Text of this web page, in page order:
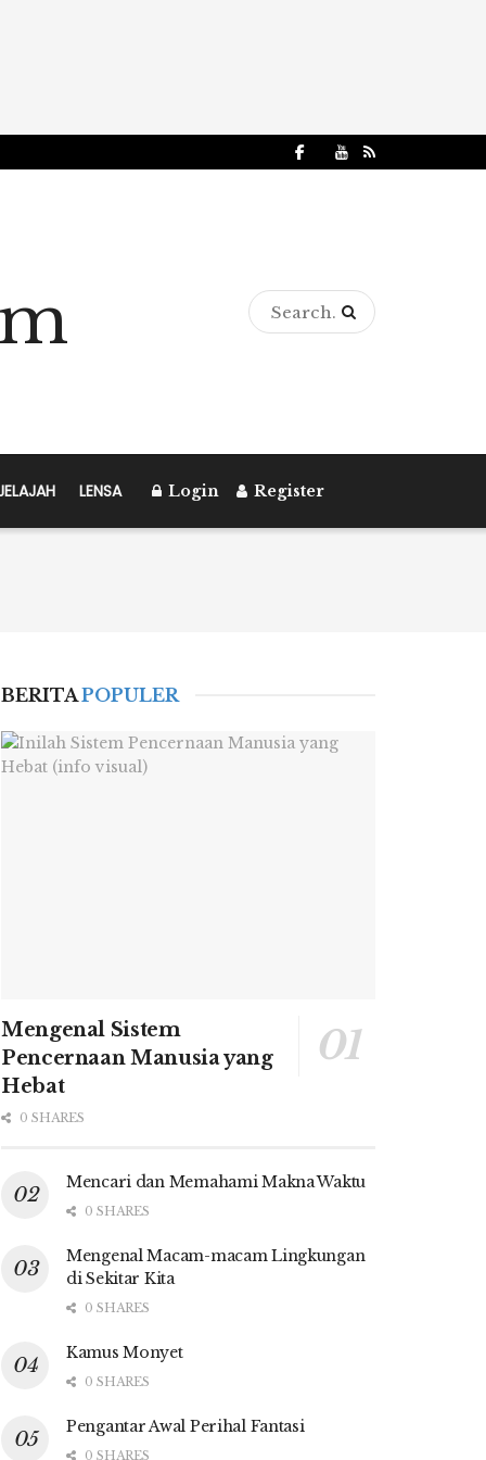
LENSA Login Register
BERITAPOPULER
Mengenal Sistem
Pencernaan Manusia yang
Hebat
0 SHARES
Mencari dan Memahami Makna Waktu
0 SHARES
Mengenal Macam-macam Lingkungan
di Sekitar Kita
0 SHARES
Kamus Monyet
0 SHARES
Pengantar Awal Perihal Fantasi
0 SHARES